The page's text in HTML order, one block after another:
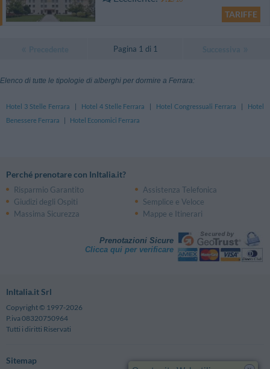
TARIFFE
Pagina 1 di 1
Elenco di tutte le tipologie di alberghi per dormire a Ferrara:
Hotel 3 Stelle Ferrara | Hotel 4 Stelle Ferrara | Hotel Congressuali Ferrara |
Hotel
Benessere Ferrara
| Hotel Economici Ferrara
Perché prenotare con InItalia.it?
Risparmio Garantito
Assistenza Telefonica
Giudizi degli Ospiti
Semplice e Veloce
Massima Sicurezza
Mappe e Itinerari
Prenotazioni Sicure
Clicca qui per verificare
InItalia.it Srl
Copyright © 1997-2026
P.iva 08320750964
Tutti i diritti Riservati
Sitemap